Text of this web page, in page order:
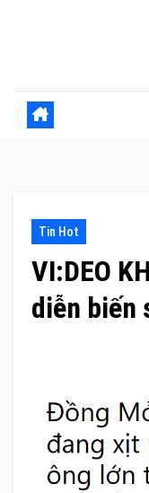
Tin Hot
VI:DEO
diễn biến